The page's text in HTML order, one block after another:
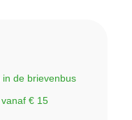
in de brievenbus
vanaf € 15